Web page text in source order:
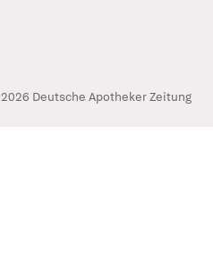
Deutsche Apotheker Zeitung